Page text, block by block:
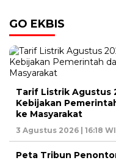
GO EKBIS
Tarif Listrik Agustus
Kebijakan
ke Masyarakat
3 Agustus 2026 | 16:18
Peta Tribun